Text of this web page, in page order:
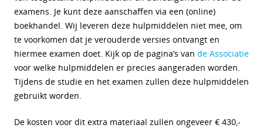
examens. Je kunt deze aanschaffen via een (online)
boekhandel. Wij leveren deze hulpmiddelen niet mee, om
te voorkomen dat je verouderde versies ontvangt en
hiermee examen doet. Kijk op de pagina’s van de Associatie
voor welke hulpmiddelen er precies aangeraden worden.
Tijdens de studie en het examen zullen deze hulpmiddelen
gebruikt worden.
De kosten voor dit extra materiaal zullen ongeveer € 430,-